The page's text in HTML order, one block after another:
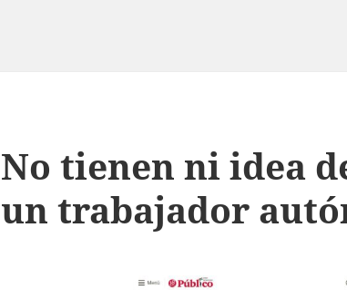
No tienen ni idea
un trabajador